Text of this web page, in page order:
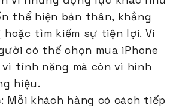
thể hiện bản thân, khẳng
hoặc tìm kiếm sự tiện lợi. Ví
có thể chọn mua iPhone
tính năng mà còn vì hình
hiệu.
: Mỗi khách hàng có cách tiếp